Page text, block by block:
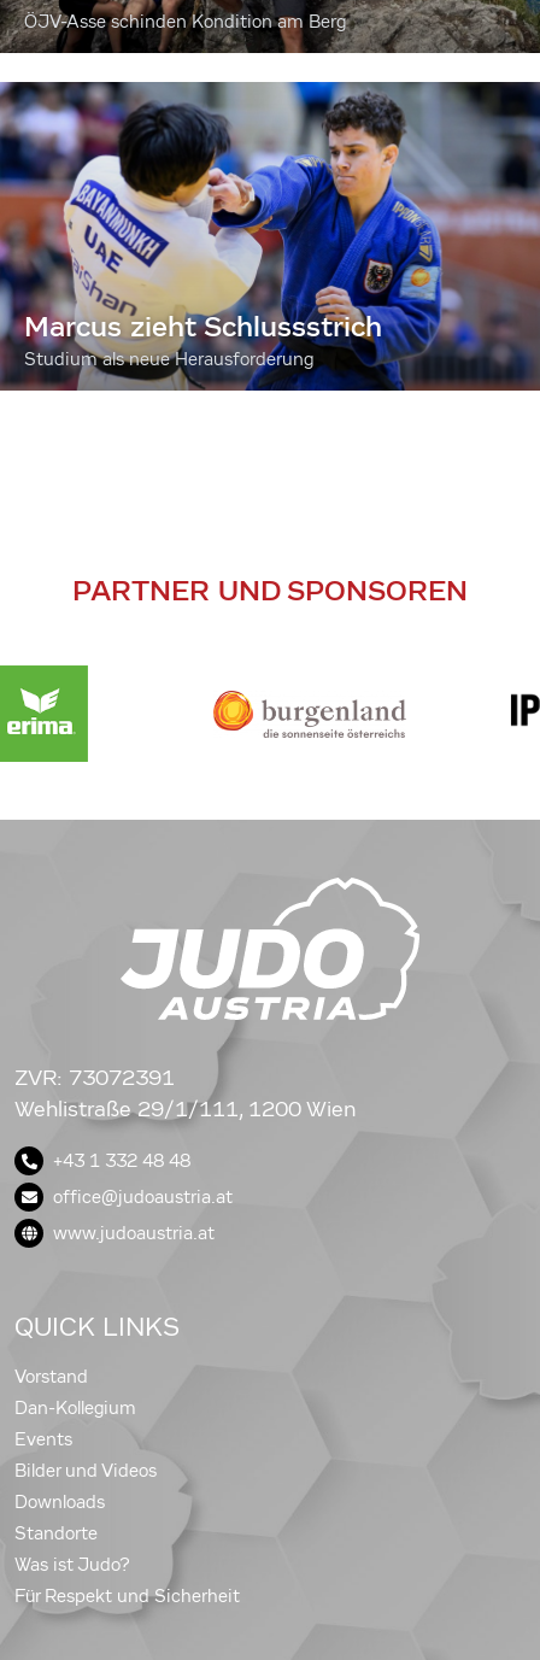
ÖJV-Asse schinden Kondition am Berg
Marcus zieht Schlussstrich
Studium als neue Herausforderung
PARTNER UND SPONSOREN
ZVR: 73072391
Wehlistraße 29/1/111, 1200 Wien
+43 1 332 48 48
office@judoaustria.at
www.judoaustria.at
QUICK LINKS
Vorstand
Dan-Kollegium
Events
Bilder und Videos
Downloads
Standorte
Was ist Judo?
Für Respekt und Sicherheit